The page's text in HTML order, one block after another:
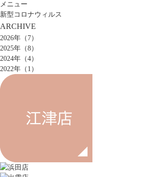
メニュー
新型コロナウィルス
ARCHIVE
2026年（7）
2025年（8）
2024年（4）
2022年（1）